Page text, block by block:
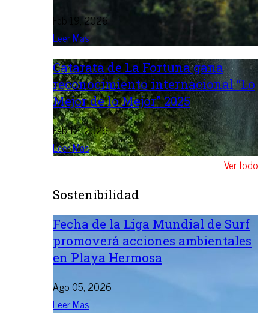
Feb 19, 2026
Leer Mas
Catarata de La Fortuna gana
reconocimiento internacional “Lo
Mejor de lo Mejor” 2025
Feb 12, 2026
Leer Mas
Ver todo
Sostenibilidad
Fecha de la Liga Mundial de Surf
promoverá acciones ambientales
en Playa Hermosa
Ago 05, 2026
Leer Mas